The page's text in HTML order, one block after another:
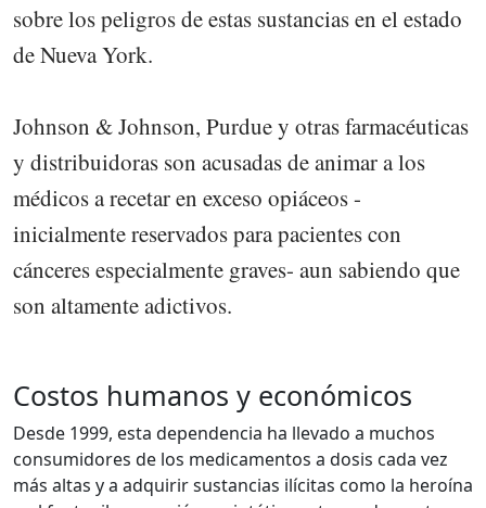
sobre los peligros de estas sustancias en el estado
de Nueva York.
Johnson & Johnson, Purdue y otras farmacéuticas
y distribuidoras son acusadas de animar a los
médicos a recetar en exceso opiáceos -
inicialmente reservados para pacientes con
cánceres especialmente graves- aun sabiendo que
son altamente adictivos.
Costos humanos y económicos
Desde 1999, esta dependencia ha llevado a muchos
consumidores de los medicamentos a dosis cada vez
más altas y a adquirir sustancias ilícitas como la heroína